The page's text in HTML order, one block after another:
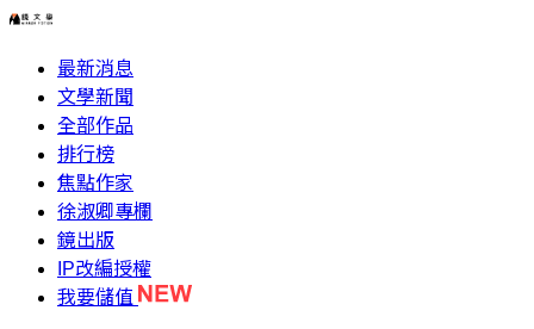
最新消息
文學新聞
全部作品
排行榜
焦點作家
徐淑卿專欄
鏡出版
IP改編授權
我要儲值